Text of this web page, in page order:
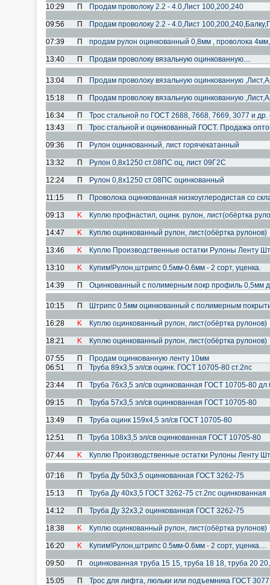
10:29 П Продам проволоку 2.2 - 4.0,Лист 100,200,240
09:56 П Продам проволоку 2.2 - 4.0,Лист
07:39 П продам рулон оцинкованный 0,8мм , проволока 4мм,
13:40 П Продам проволоку вязальную оцинкованную....
13:04 П Продам проволоку вязальную оцинкованную
15:18 П Продам проволоку вязальную оцинкованную
16:34 П
Трос стальной по ГОСТ 2688, 7668, 7669, 3077 и др.
13:43
П Трос стальной и оцинкованный ГОСТ. Продажа
09:36 П Рулон оцинкованный, лист горячекатанный
13:32 П Рулон 0,8х1250 ст.08ПС оц, лист 09Г2С
12:24 П Рулон 0,8х1250 ст.08ПС оцинкованный
11:15 П Проволока оцинкованная низкоуглеродистая со
09:13 K Куплю профнастил, оцинк. рулон, лист(обёртка
14:47 K Куплю оцинкованный рулон, лист(обёртка рулонов)
13:46 K Куплю Производственные остатки Рулоны Ленту
13:10 K Купим!Рулон,штрипс 0.5мм-0.6мм - 2 сорт, уценка.
14:39 П Оцинкованный с полимерным покр профиль 0,5мм
10:15 П Штрипс 0.5мм оцинкованный с полимерным
16:28 K Куплю оцинкованный рулон, лист(обёртка рулонов)
18:21 K Куплю оцинкованный рулон, лист(обёртка рулонов)
07:55 П
Продам оцинкованную ленту 10мм
06:51
П Труба 89х3,5 эл/св оцинк. ГОСТ 10705-80 ст.2пс
23:44 П Труба 76х3,5 эл/св оцинкованная ГОСТ 10705-80
09:15 П Труба 57х3,5 эл/св оцинкованная ГОСТ 10705-80
13:49 П Труба оцинк 159х4,5 эл/св ГОСТ 10705-80
12:51 П Труба 108х3,5 эл/св оцинкованная ГОСТ 10705-80
07:44 K Куплю Производственные остатки Рулоны Ленту
07:16 П Труба Ду 50х3,5 оцинкованная ГОСТ 3262-75
15:13 П Труба Ду 40х3,5 ГОСТ 3262-75 ст.2пс оцинкованная
14:12 П Труба Ду 32х3,2 оцинкованная ГОСТ 3262-75
18:38 K Куплю оцинкованный рулон, лист(обёртка рулонов)
16:20 K Купим!Рулон,штрипс 0.5мм-0.6мм - 2 сорт, уценка....
09:50 П оцинкованная труба 15 15, труба 18 18, труба 20
15:05 П Трос для лифта, люльки или подъемника ГОСТ